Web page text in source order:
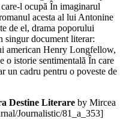
l ocupă În imaginarul
acesta al lui Antonine
de el, drama poporului
singur document literar:
american Henry Longfellow,
o istorie sentimentală În care
un cadru pentru o poveste de
Destine Literare by Mircea
Journalistic/81_a_353]